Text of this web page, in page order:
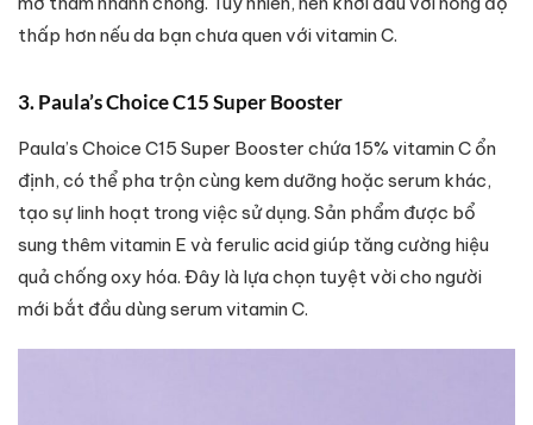
thấp hơn nếu da bạn chưa quen với vitamin C.
3. Paula’s Choice C15 Super Booster
Paula’s Choice C15 Super Booster chứa 15% vitamin C ổn
định, có thể pha trộn cùng kem dưỡng hoặc serum khác,
tạo sự linh hoạt trong việc sử dụng. Sản phẩm được bổ
sung thêm vitamin E và ferulic acid giúp tăng cường hiệu
quả chống oxy hóa. Đây là lựa chọn tuyệt vời cho người
mới bắt đầu dùng serum vitamin C.